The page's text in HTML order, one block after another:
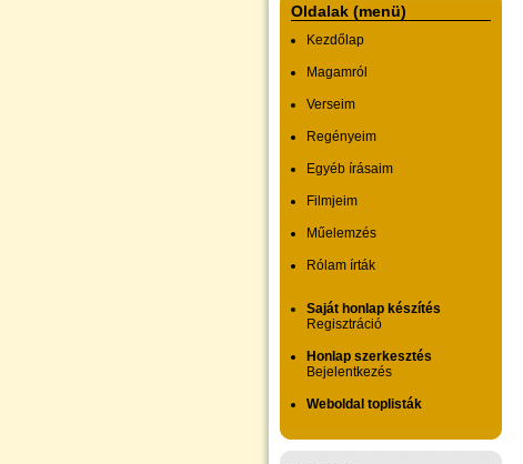
Oldalak (menü)
Kezdőlap
Magamról
Verseim
Regényeim
Egyéb írásaim
Filmjeim
Műelemzés
Rólam írták
Saját honlap készítés
Regisztráció
Honlap szerkesztés
Bejelentkezés
Weboldal toplisták